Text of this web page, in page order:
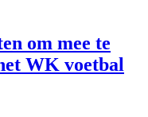
om mee te
WK voetbal